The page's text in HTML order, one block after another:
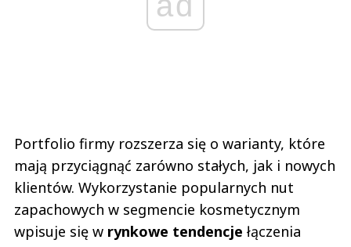
Portfolio firmy rozszerza się o warianty, które
mają przyciągnąć zarówno stałych, jak i nowych
klientów. Wykorzystanie popularnych nut
zapachowych w segmencie kosmetycznym
wpisuje się w rynkowe tendencje łączenia